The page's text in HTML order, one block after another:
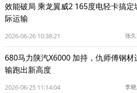
效能破局 乘龙翼威2 165度电轻卡搞定
际运输
2026-06-26 10:38:21 张
680马力陕汽X6000 加持，仇师傅钢材
输跑出新高度
2026-06-25 11:14:04 李